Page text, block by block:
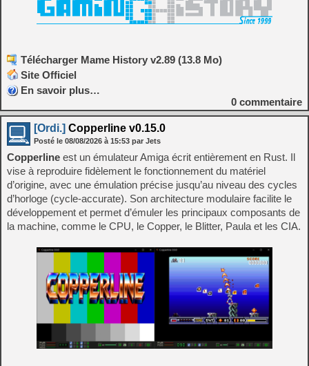
Télécharger Mame History v2.89 (13.8 Mo)
Site Officiel
En savoir plus…
0 commentaire
[Ordi.] Copperline v0.15.0
Posté le 08/08/2026 à 15:53 par Jets
Copperline est un émulateur Amiga écrit entièrement en Rust. Il
vise à reproduire fidèlement le fonctionnement du matériel
d’origine, avec une émulation précise jusqu’au niveau des cycles
d’horloge (cycle-accurate). Son architecture modulaire facilite le
développement et permet d’émuler les principaux composants de
la machine, comme le CPU, le Copper, le Blitter, Paula et les CIA.